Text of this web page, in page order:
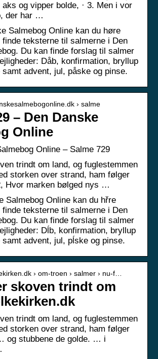
og vipper bolde, · 3. Men i vor
der har …
Salmebog Online kan du høre
finde teksterne til salmerne i Den
Du kan finde forslag til salmer
Dåb, konfirmation, bryllup
advent, jul, påske og pinse.
› salme
– Den Danske
Online
Online – Salme 729
trindt om land, og fuglestemmen
storken over strand, ham følger
Hvor marken bølged nys …
Salmebog Online kan du hřre
finde teksterne til salmerne i Den
Du kan finde forslag til salmer
Dĺb, konfirmation, bryllup
samt advent, jul, pĺske og pinse.
› om-troen › salmer › nu-f…
skoven trindt om
trindt om land, og fuglestemmen
storken over strand, ham følger
og stubbene de golde. … i